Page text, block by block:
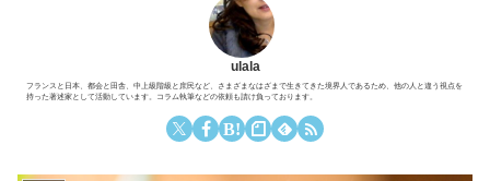
ulala
フランスと日本、都会と田舎、中上級階級と庶民など、さまざまなはざまで生きてきた境界人であるため、他の人と違う視点を
持った著述家として活動しています。コラム執筆などの依頼も請け負っております。